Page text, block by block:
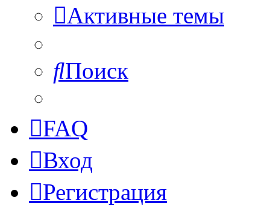
Активные темы
Поиск
FAQ
Вход
Регистрация